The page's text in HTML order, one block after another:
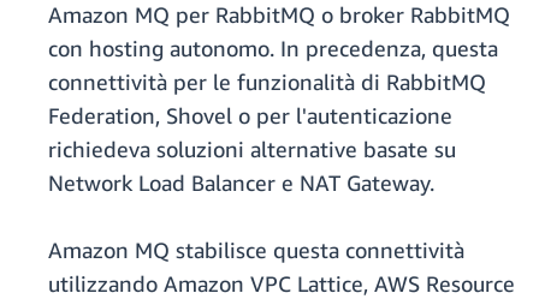
Amazon MQ per RabbitMQ o broker RabbitMQ
con hosting autonomo. In precedenza, questa
connettività per le funzionalità di RabbitMQ
Federation, Shovel o per l'autenticazione
richiedeva soluzioni alternative basate su
Network Load Balancer e NAT Gateway.
Amazon MQ stabilisce questa connettività
utilizzando Amazon VPC Lattice, AWS Resource